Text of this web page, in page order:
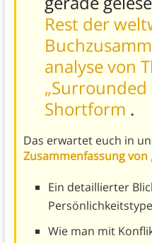
Rest der
analyse von
„Surrounded
Shortform .
Das erwartet euch in
Zusammenfassung
Ein detaillierter
Wie man mit